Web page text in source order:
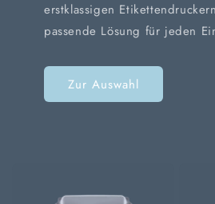
erstklassigen
passende Lösung für jeden
Zur Auswahl